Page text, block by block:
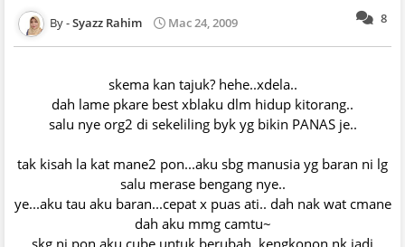
8
Syazz Rahim Mac 24, 2009
skema kan tajuk? hehe..xdela..
dah lame pkare best xblaku dlm hidup kitorang..
salu nye org2 di sekeliling byk yg bikin PANAS je..
tak kisah la kat mane2 pon...aku sbg manusia yg baran ni lg
salu merase bengang nye..
ye...aku tau aku baran...cepat x puas ati.. dah nak wat cmane
dah aku mmg camtu~
skg ni pon aku cube untuk berubah, kengkonon nk jadi